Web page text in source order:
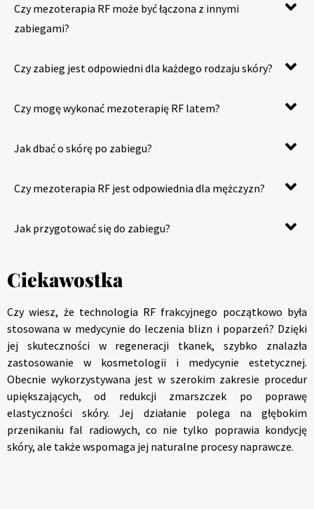
Czy mezoterapia RF może być łączona z innymi
zabiegami?
Czy zabieg jest odpowiedni dla każdego rodzaju skóry?
Czy mogę wykonać mezoterapię RF latem?
Jak dbać o skórę po zabiegu?
Czy mezoterapia RF jest odpowiednia dla mężczyzn?
Jak przygotować się do zabiegu?
Ciekawostka
Czy wiesz, że technologia RF frakcyjnego początkowo była
stosowana w medycynie do leczenia blizn i poparzeń? Dzięki
jej skuteczności w regeneracji tkanek, szybko znalazła
zastosowanie w kosmetologii i medycynie estetycznej.
Obecnie wykorzystywana jest w szerokim zakresie procedur
upiększających, od redukcji zmarszczek po poprawę
elastyczności skóry. Jej działanie polega na głębokim
przenikaniu fal radiowych, co nie tylko poprawia kondycję
skóry, ale także wspomaga jej naturalne procesy naprawcze.